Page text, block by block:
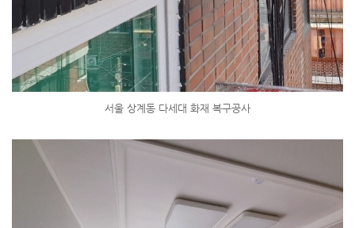
서울 상계동 다세대 화재 복구공사